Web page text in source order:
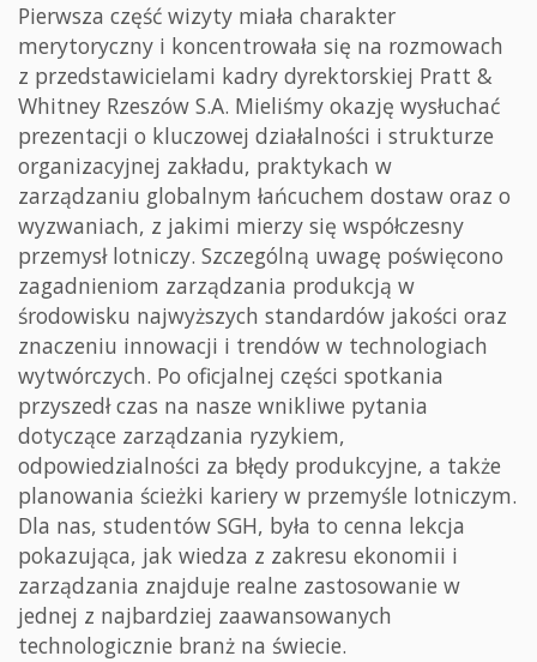
Pierwsza część wizyty miała charakter
merytoryczny i koncentrowała się na rozmowach
z przedstawicielami kadry dyrektorskiej Pratt &
Whitney Rzeszów S.A. Mieliśmy okazję wysłuchać
prezentacji o kluczowej działalności i strukturze
organizacyjnej zakładu, praktykach w
zarządzaniu globalnym łańcuchem dostaw oraz o
wyzwaniach, z jakimi mierzy się współczesny
przemysł lotniczy. Szczególną uwagę poświęcono
zagadnieniom zarządzania produkcją w
środowisku najwyższych standardów jakości oraz
znaczeniu innowacji i trendów w technologiach
wytwórczych. Po oficjalnej części spotkania
przyszedł czas na nasze wnikliwe pytania
dotyczące zarządzania ryzykiem,
odpowiedzialności za błędy produkcyjne, a także
planowania ścieżki kariery w przemyśle lotniczym.
Dla nas, studentów SGH, była to cenna lekcja
pokazująca, jak wiedza z zakresu ekonomii i
zarządzania znajduje realne zastosowanie w
jednej z najbardziej zaawansowanych
technologicznie branż na świecie.